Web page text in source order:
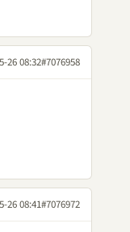
26 08:32#7076958
26 08:41#7076972